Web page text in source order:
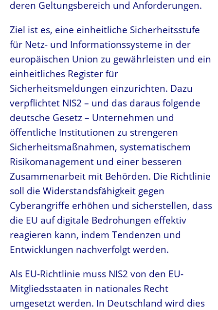
deren Geltungsbereich und Anforderungen.
Ziel ist es, eine einheitliche Sicherheitsstufe
für Netz- und Informationssysteme in der
europäischen Union zu gewährleisten und ein
einheitliches Register für
Sicherheitsmeldungen einzurichten. Dazu
verpflichtet NIS2 – und das daraus folgende
deutsche Gesetz – Unternehmen und
öffentliche Institutionen zu strengeren
Sicherheitsmaßnahmen, systematischem
Risikomanagement und einer besseren
Zusammenarbeit mit Behörden. Die Richtlinie
soll die Widerstandsfähigkeit gegen
Cyberangriffe erhöhen und sicherstellen, dass
die EU auf digitale Bedrohungen effektiv
reagieren kann, indem Tendenzen und
Entwicklungen nachverfolgt werden.
Als EU-Richtlinie muss NIS2 von den EU-
Mitgliedsstaaten in nationales Recht
umgesetzt werden. In Deutschland wird dies